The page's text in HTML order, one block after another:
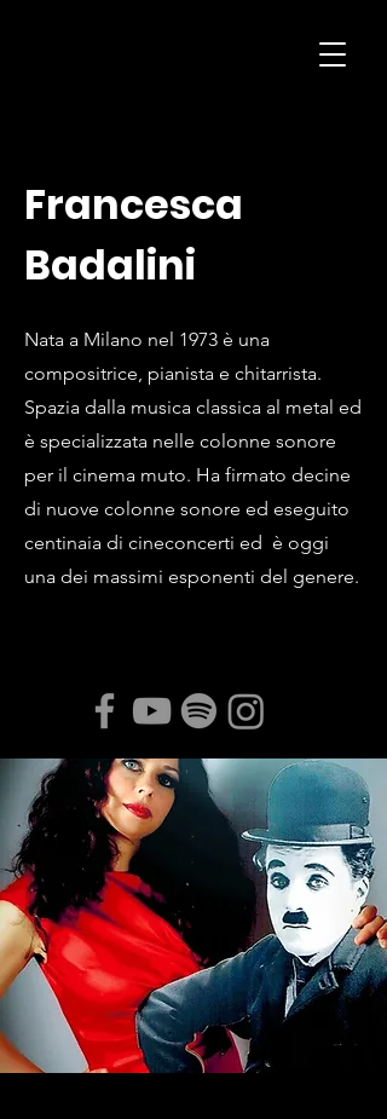
Francesca
Badalini
Nata a Milano nel 1973 è una
compositrice, pianista e chitarrista.
Spazia dalla musica classica al metal ed
è specializzata nelle colonne sonore
per il cinema muto. Ha firmato decine
di nuove colonne sonore ed eseguito
centinaia di cineconcerti ed è oggi
una dei massimi esponenti del genere.